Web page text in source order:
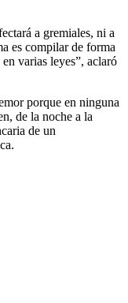
a gremiales, ni a
es compilar de forma
varias leyes”, aclaró
porque en ninguna
de la noche a la
de un